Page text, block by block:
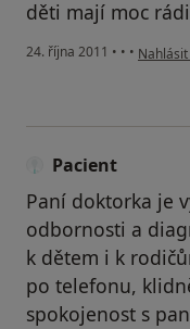
děti mají moc
24. října 2011 • • • podle
Pacient
Paní doktorka je
odbornosti a
k dětem i k
po telefonu,
spokojenost s